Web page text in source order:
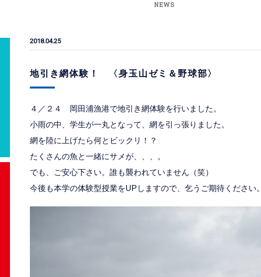
NEWS
2018.04.25
地引き網体験！ 〈身玉山ゼミ＆野球部〉
４／２４ 岡田浦漁港で地引き網体験を行いました。
小雨の中、学生が一丸となって、網を引っ張りました。
網を陸に上げたら何とビックリ！？
たくさんの魚と一緒にサメが、、、。
でも、ご安心下さい。誰も襲われていません（笑）
今後も本学の体験型授業をUPしますので、乞うご期待ください。